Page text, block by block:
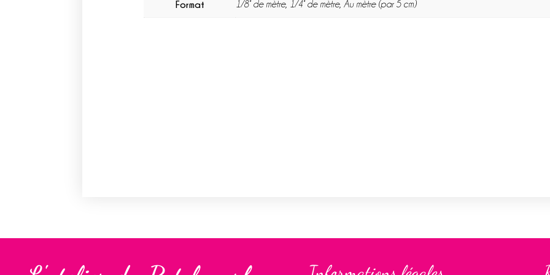
Format 1/8° de mètre, 1/4° de mètre, Au mètre (par 5 cm)